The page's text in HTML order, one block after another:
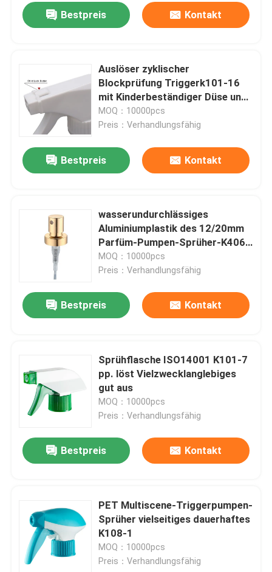
Bestpreis Kontakt
Auslöser zyklischer
Blockprüfung Triggerk101-16
mit Kinderbeständiger Düse und
-schließung
MOQ：10000pcs
Preis：Verhandlungsfähig
Bestpreis Kontakt
wasserundurchlässiges
Aluminiumplastik des 12/20mm
Parfüm-Pumpen-Sprüher-K406-
1
MOQ：10000pcs
Preis：Verhandlungsfähig
Bestpreis Kontakt
Sprühflasche ISO14001 K101-7
pp. löst Vielzwecklanglebiges
gut aus
MOQ：10000pcs
Preis：Verhandlungsfähig
Bestpreis Kontakt
PET Multiscene-Triggerpumpen-
Sprüher vielseitiges dauerhaftes
K108-1
MOQ：10000pcs
Preis：Verhandlungsfähig